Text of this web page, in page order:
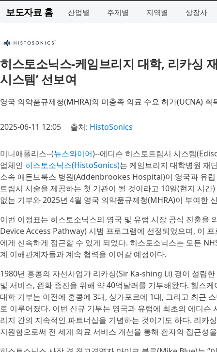
보도자료 홈 산업별 주제별 지역별 상장사
히스토소닉스-케임브리지 대학, 리카싱
시스템’ 선보여
영국 의약품규제청(MHRA)의 미충족 의료 수요 허가(UCNA)
2025-06-11 12:05 출처: HistoSonics
미니애폴리스--(뉴스와이어)--에디슨 히스토트립시 시스템
업체인 히스토소닉스(HistoSonics)는 케임브리지 대학병원
소속 애든브룩스 병원(Addenbrookes Hospital)이 영국과 유
트립시 시술을 제공하는 첫 기관이 될 것이라고 10일(현지 시
없는 기부와 2025년 4월 영국 의약품규제청(MHRA)이 부여한
이번 이정표는 히스토소닉스의 영국 및 유럽 시장 공식 진출
Device Access Pathway) 시범 프로그램에 선정되었으며, 이
에게 신속하게 접근할 수 있게 되었다. 히스토소닉스는 모든
계 이해관계자들과 계속 협력을 이어갈 예정이다.
1980년 홍콩의 자선사업가 리카싱(Sir Ka-shing Li) 경이 설립
및 서비스, 완화 증진을 위해 약 40억달러를 기부해왔다. 헬스
대학 기부는 이전에 홍콩에 3대, 싱가포르에 1대, 그리고 최근
로 이루어졌다. 이번 신규 기부는 영국과 유럽에 최초의 에디
리지 간의 지속적인 파트너십을 기념하는 것이기도 하다. 리카
지원함으로써 전 세계 의료 서비스 개선을 통해 환자의 접근성